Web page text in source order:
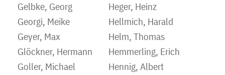
Gelbke, Georg
Georgi, Meike
Geyer, Max
Glöckner, Hermann
Goller, Michael
Heger, Heinz
Hellmich, Harald
Helm, Thomas
Hemmerling, Erich
Hennig, Albert